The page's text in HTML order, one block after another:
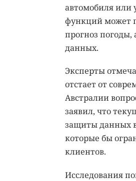
автомобиля или
функций может
прогноз
данных.
Эксперты
отстает от
Австралии
заявил, что
защиты данных
которые бы
клиентов.
Исследования